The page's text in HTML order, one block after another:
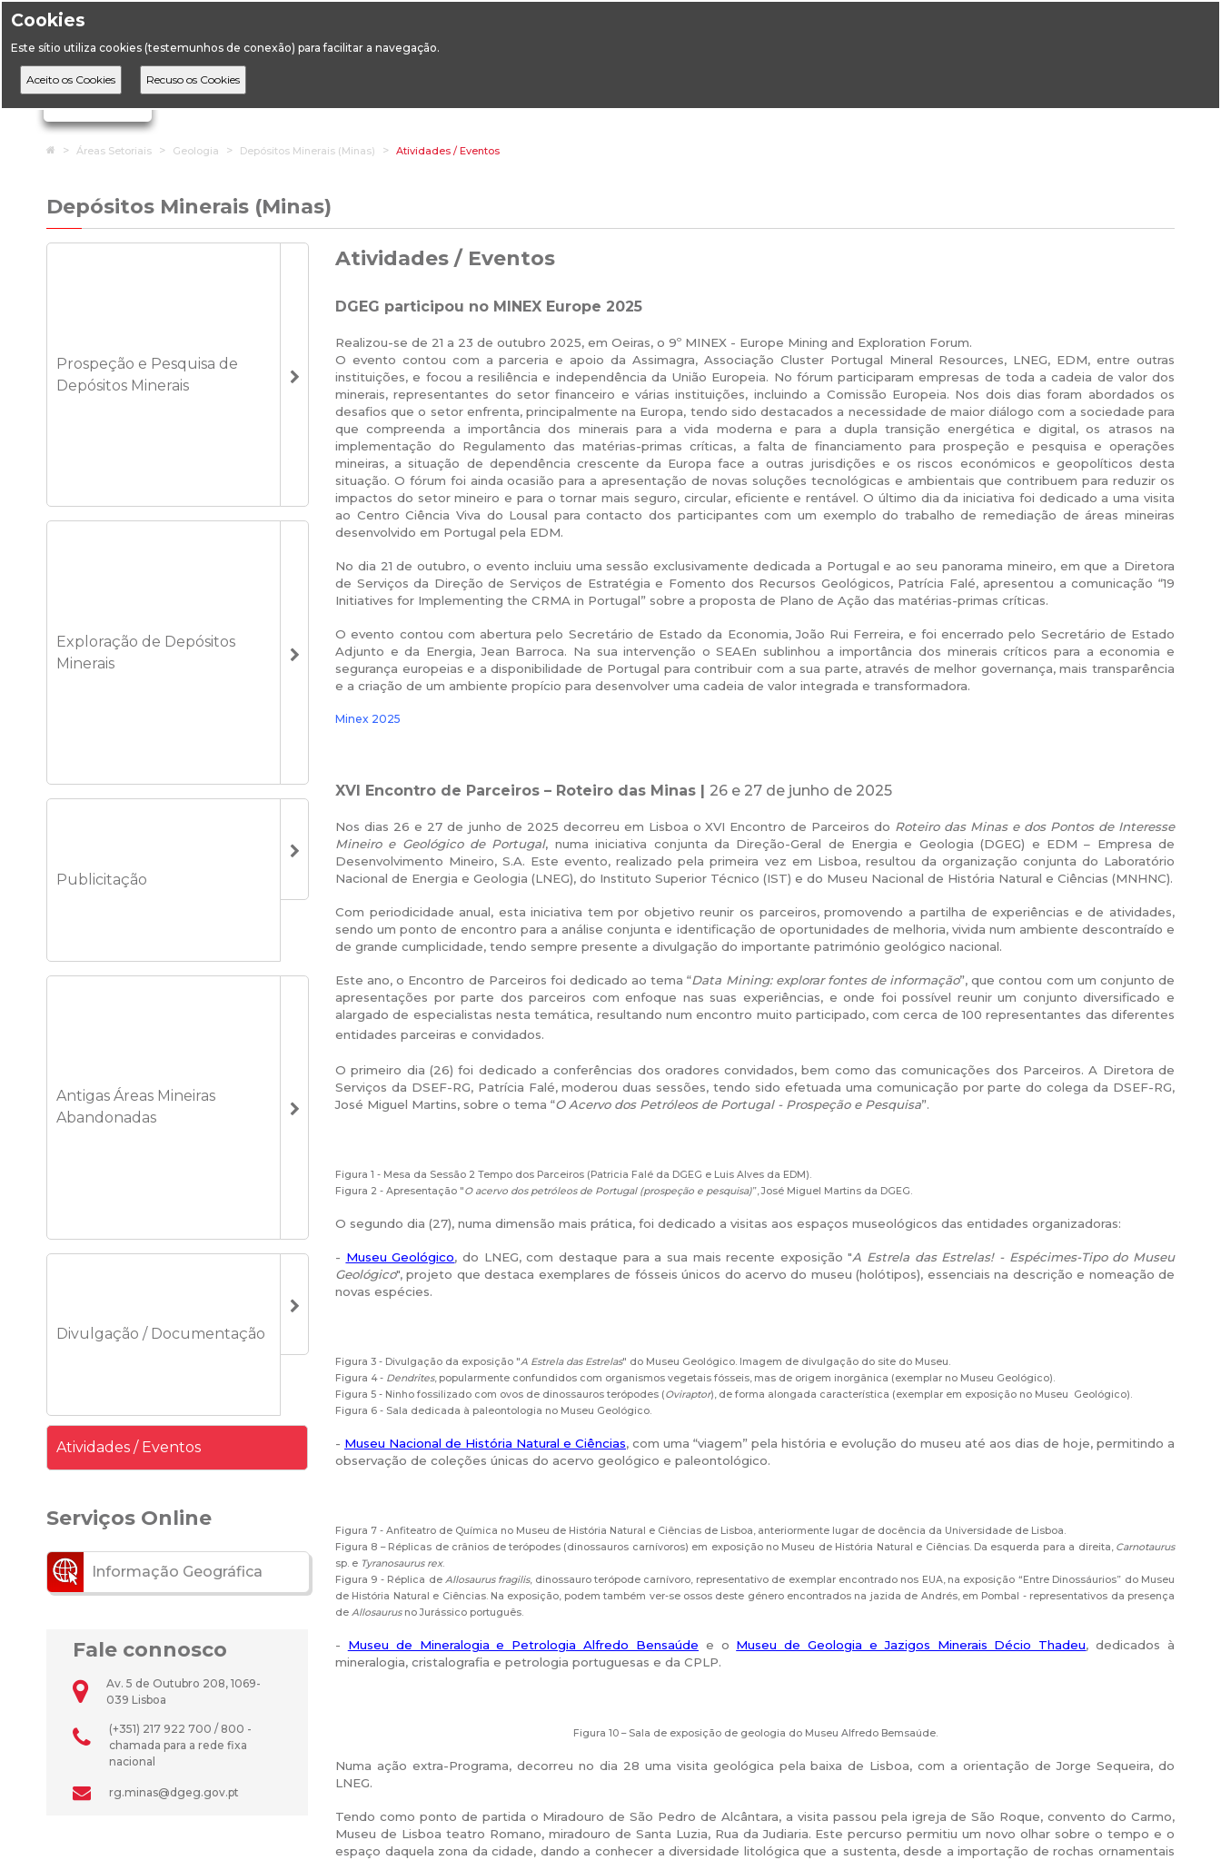
Cookies
Este sítio utiliza cookies (testemunhos de conexão) para facilitar a navegação.
Ignorar links de navegação
HomeÁreas Setoriais Geologia Depósitos Minerais (Minas) Atividades / Eventos
Depósitos Minerais (Minas)
Prospeção e Pesquisa de
Depósitos Minerais
Exploração de Depósitos
Minerais
Publicitação
Antigas Áreas Mineiras
Abandonadas
Divulgação / Documentação
Atividades / Eventos
Serviços Online
Informação Geográfica
Fale connosco
Av. 5 de Outubro 208, 1069-
039 Lisboa
(+351) 217 922 700 / 800 -
chamada para a rede fixa
nacional
rg.minas@dgeg.gov.pt
Atividades / Eventos
DGEG participou no MINEX Europe 2025
Realizou-se de 21 a 23 de outubro 2025, em Oeiras, o 9º MINEX - Europe Mining and Exploration Forum.
O evento contou com a parceria e apoio da Assimagra, Associação Cluster Portugal Mineral Resources, LNEG, EDM, entre outras
instituições, e focou a resiliência e independência da União Europeia. No fórum participaram empresas de toda a cadeia de valor dos
minerais, representantes do setor financeiro e várias instituições, incluindo a Comissão Europeia. Nos dois dias foram abordados os
desafios que o setor enfrenta, principalmente na Europa, tendo sido destacados a necessidade de maior diálogo com a sociedade para
que compreenda a importância dos minerais para a vida moderna e para a dupla transição energética e digital, os atrasos na
implementação do Regulamento das matérias-primas críticas, a falta de financiamento para prospeção e pesquisa e operações
mineiras, a situação de dependência crescente da Europa face a outras jurisdições e os riscos económicos e geopolíticos desta
situação. O fórum foi ainda ocasião para a apresentação de novas soluções tecnológicas e ambientais que contribuem para reduzir os
impactos do setor mineiro e para o tornar mais seguro, circular, eficiente e rentável. O último dia da iniciativa foi dedicado a uma visita
ao Centro Ciência Viva do Lousal para contacto dos participantes com um exemplo do trabalho de remediação de áreas mineiras
desenvolvido em Portugal pela EDM.
No dia 21 de outubro, o evento incluiu uma sessão exclusivamente dedicada a Portugal e ao seu panorama mineiro, em que a Diretora
de Serviços da Direção de Serviços de Estratégia e Fomento dos Recursos Geológicos, Patrícia Falé, apresentou a comunicação “19
Initiatives for Implementing the CRMA in Portugal” sobre a proposta de Plano de Ação das matérias-primas críticas.
O evento contou com abertura pelo Secretário de Estado da Economia, João Rui Ferreira, e foi encerrado pelo Secretário de Estado
Adjunto e da Energia, Jean Barroca. Na sua intervenção o SEAEn sublinhou a importância dos minerais críticos para a economia e
segurança europeias e a disponibilidade de Portugal para contribuir com a sua parte, através de melhor governança, mais transparência
e a criação de um ambiente propício para desenvolver uma cadeia de valor integrada e transformadora.
Minex 2025
XVI Encontro de Parceiros – Roteiro das Minas | 26 e 27 de junho de 2025
Nos dias 26 e 27 de junho de 2025 decorreu em Lisboa o XVI Encontro de Parceiros do Roteiro das Minas e dos Pontos de Interesse
Mineiro e Geológico de Portugal, numa iniciativa conjunta da Direção-Geral de Energia e Geologia (DGEG) e EDM – Empresa de
Desenvolvimento Mineiro, S.A. Este evento, realizado pela primeira vez em Lisboa, resultou da organização conjunta do Laboratório
Nacional de Energia e Geologia (LNEG), do Instituto Superior Técnico (IST) e do Museu Nacional de História Natural e Ciências (MNHNC).
Com periodicidade anual, esta iniciativa tem por objetivo reunir os parceiros, promovendo a partilha de experiências e de atividades,
sendo um ponto de encontro para a análise conjunta e identificação de oportunidades de melhoria, vivida num ambiente descontraído e
de grande cumplicidade, tendo sempre presente a divulgação do importante património geológico nacional.
Este ano, o Encontro de Parceiros foi dedicado ao tema “Data Mining: explorar fontes de informação”, que contou com um conjunto de
apresentações por parte dos parceiros com enfoque nas suas experiências, e onde foi possível reunir um conjunto diversificado e
alargado de especialistas nesta temática, resultando num encontro muito participado, com cerca de 100 representantes das diferentes
entidades parceiras e convidados.
O primeiro dia (26) foi dedicado a conferências dos oradores convidados, bem como das comunicações dos Parceiros. A Diretora de
Serviços da DSEF-RG, Patrícia Falé, moderou duas sessões, tendo sido efetuada uma comunicação por parte do colega da DSEF-RG,
José Miguel Martins, sobre o tema “O Acervo dos Petróleos de Portugal - Prospeção e Pesquisa”.
Figura 1 - Mesa da Sessão 2 Tempo dos Parceiros (Patricia Falé da DGEG e Luis Alves da EDM).
Figura 2 - Apresentação "O acervo dos petróleos de Portugal (prospeção e pesquisa)”, José Miguel Martins da DGEG.
O segundo dia (27), numa dimensão mais prática, foi dedicado a visitas aos espaços museológicos das entidades organizadoras:
- Museu Geológico, do LNEG, com destaque para a sua mais recente exposição "A Estrela das Estrelas! - Espécimes-Tipo do Museu
Geológico", projeto que destaca exemplares de fósseis únicos do acervo do museu (holótipos), essenciais na descrição e nomeação de
novas espécies.
Figura 3 - Divulgação da exposição "A Estrela das Estrelas" do Museu Geológico. Imagem de divulgação do site do Museu.
Figura 4 - Dendrites, popularmente confundidos com organismos vegetais fósseis, mas de origem inorgânica (exemplar no Museu Geológico).
Figura 5 - Ninho fossilizado com ovos de dinossauros terópodes (Oviraptor), de forma alongada característica (exemplar em exposição no Museu Geológico).
Figura 6 - Sala dedicada à paleontologia no Museu Geológico.
- Museu Nacional de História Natural e Ciências, com uma “viagem” pela história e evolução do museu até aos dias de hoje, permitindo a
observação de coleções únicas do acervo geológico e paleontológico.
Figura 7 - Anfiteatro de Química no Museu de História Natural e Ciências de Lisboa, anteriormente lugar de docência da Universidade de Lisboa.
Figura 8 – Réplicas de crânios de terópodes (dinossauros carnívoros) em exposição no Museu de História Natural e Ciências. Da esquerda para a direita, Carnotaurus
sp. e Tyranosaurus rex.
Figura 9 - Réplica de Allosaurus fragilis, dinossauro terópode carnívoro, representativo de exemplar encontrado nos EUA, na exposição “Entre Dinossáurios” do Museu
de História Natural e Ciências. Na exposição, podem também ver-se ossos deste género encontrados na jazida de Andrés, em Pombal - representativos da presença
de Allosaurusno Jurássico português.
- Museu de Mineralogia e Petrologia Alfredo Bensaúde e o Museu de Geologia e Jazigos Minerais Décio Thadeu, dedicados à
mineralogia, cristalografia e petrologia portuguesas e da CPLP.
Figura 10 – Sala de exposição de geologia do Museu Alfredo Bemsaúde.
Numa ação extra-Programa, decorreu no dia 28 uma visita geológica pela baixa de Lisboa, com a orientação de Jorge Sequeira, do
LNEG.
Tendo como ponto de partida o Miradouro de São Pedro de Alcântara, a visita passou pela igreja de São Roque, convento do Carmo,
Museu de Lisboa teatro Romano, miradouro de Santa Luzia, Rua da Judiaria. Este percurso permitiu um novo olhar sobre o tempo e o
espaço daquela zona da cidade, dando a conhecer a diversidade litológica que a sustenta, desde a importação de rochas ornamentais